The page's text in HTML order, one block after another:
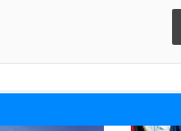
طباعة